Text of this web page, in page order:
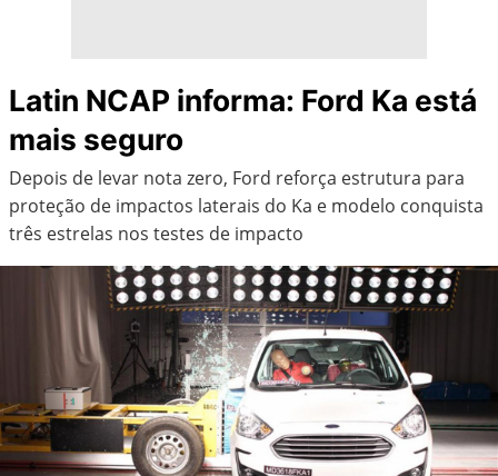
Latin NCAP informa: Ford Ka está
mais seguro
Depois de levar nota zero, Ford reforça estrutura para
proteção de impactos laterais do Ka e modelo conquista
três estrelas nos testes de impacto